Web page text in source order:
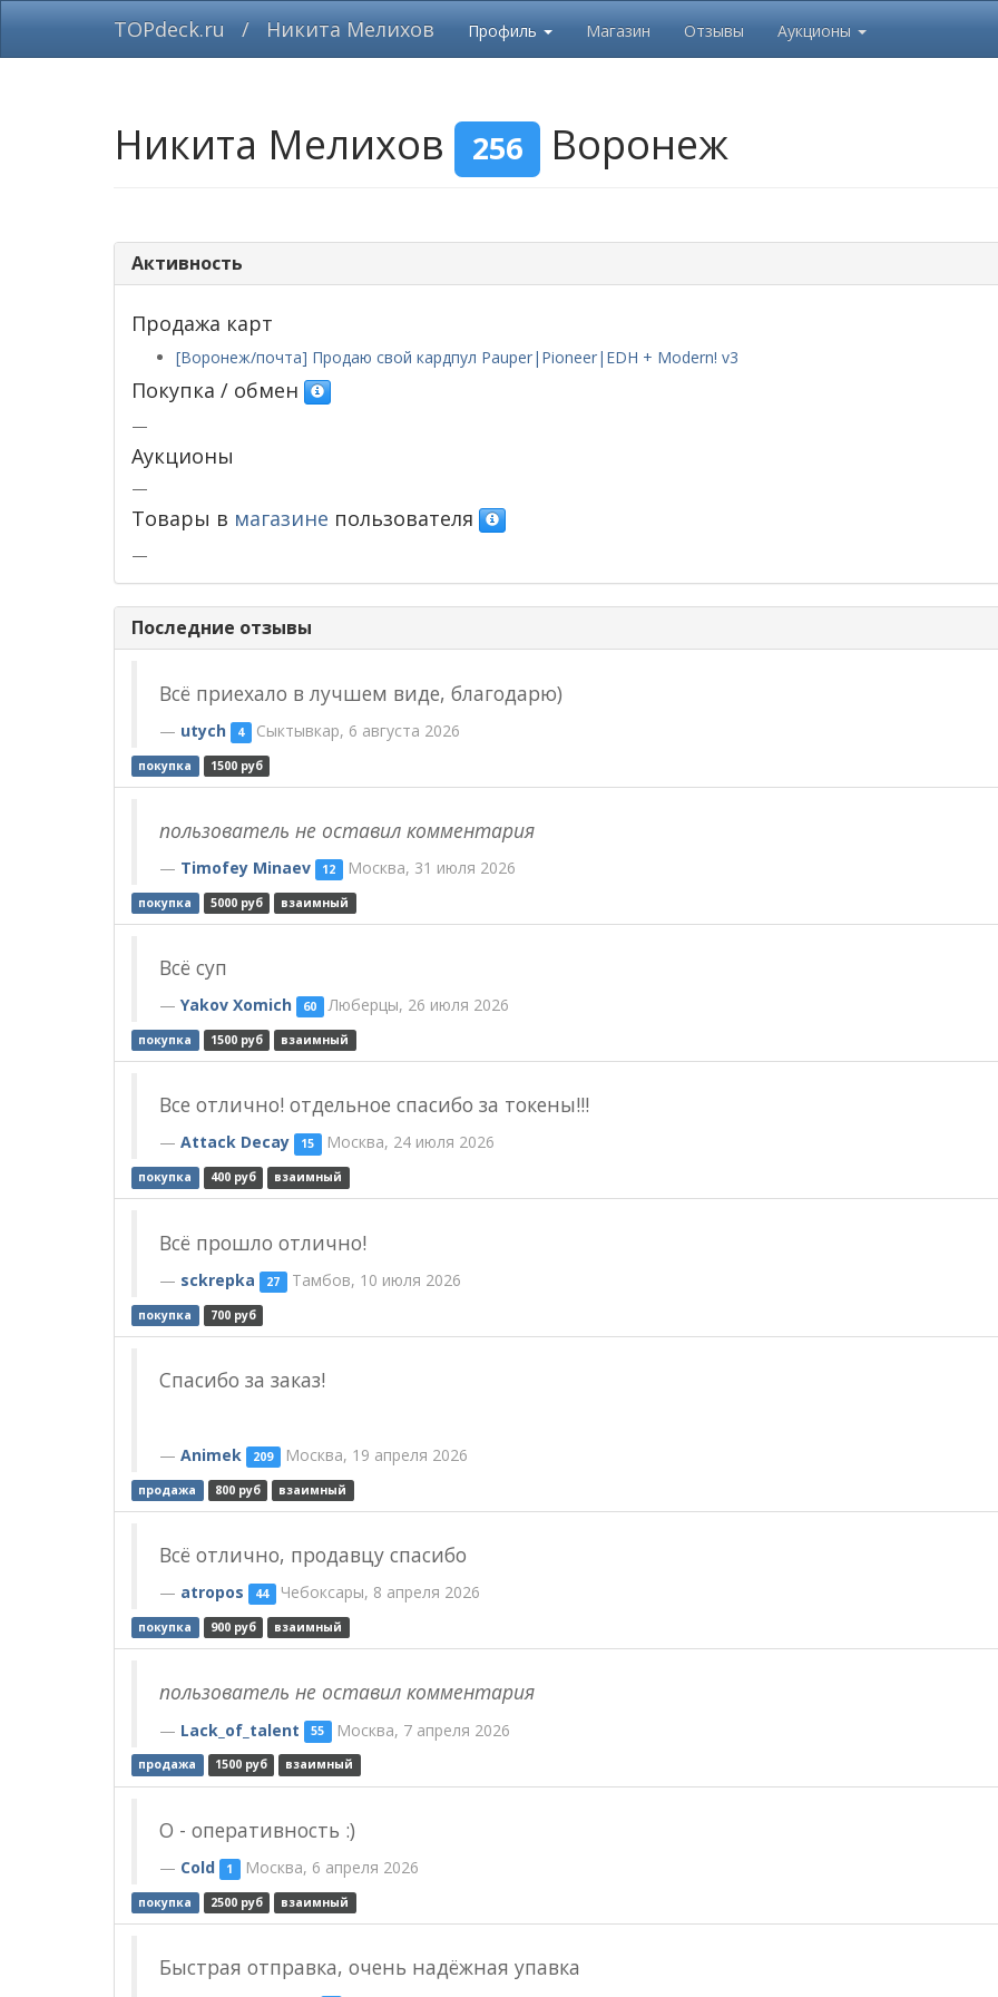
TOPdeck.ru / Никита Мелихов Профиль Магазин Отзывы Аукционы
Никита Мелихов 256 Воронеж
Активность
Продажа карт
[Воронеж/почта] Продаю свой кардпул Pauper|Pioneer|EDH + Modern! v3
Покупка / обмен
—
Аукционы
—
Товары в магазине пользователя
—
Последние отзывы
Всё приехало в лучшем виде, благодарю)
utych 4 Сыктывкар, 6 августа 2026
покупка 1500 руб
пользователь не оставил комментария
Timofey Minaev 12 Москва, 31 июля 2026
покупка 5000 руб взаимный
Всё суп
Yakov Xomich 60 Люберцы, 26 июля 2026
покупка 1500 руб взаимный
Все отлично! отдельное спасибо за токены!!!
Attack Decay 15 Москва, 24 июля 2026
покупка 400 руб взаимный
Всё прошло отлично!
sckrepka 27 Тамбов, 10 июля 2026
покупка 700 руб
Спасибо за заказ!
Animek 209 Москва, 19 апреля 2026
продажа 800 руб взаимный
Всё отлично, продавцу спасибо
atropos 44 Чебоксары, 8 апреля 2026
покупка 900 руб взаимный
пользователь не оставил комментария
Lack_of_talent 55 Москва, 7 апреля 2026
продажа 1500 руб взаимный
О - оперативность :)
Cold 1 Москва, 6 апреля 2026
покупка 2500 руб взаимный
Быстрая отправка, очень надёжная упавка